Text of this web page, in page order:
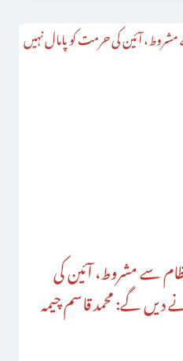
سے مشروط، آئین کی
دیں گے: محمد قاسم چیمہ